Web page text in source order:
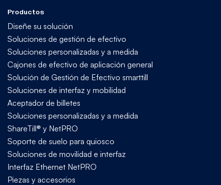
Productos
Diseñe su solución
Soluciones de gestión de efectivo
Soluciones personalizadas y a medida
Cajones de efectivo de aplicación general
Solución de Gestión de Efectivo smarttill
Soluciones de interfaz y mobilidad
Aceptador de billetes
Soluciones personalizadas y a medida
ShareTill® y NetPRO
Soporte de suelo para quiosco
Soluciones de movilidad e interfaz
Interfaz Ethernet NetPRO
Piezas y accesorios